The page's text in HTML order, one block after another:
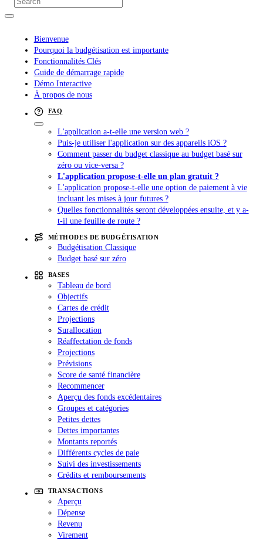
Bienvenue
Pourquoi la budgétisation est importante
Fonctionnalités Clés
Guide de démarrage rapide
Démo Interactive
À propos de nous
FAQ
L'application a-t-elle une version web ?
Puis-je utiliser l'application sur des appareils iOS ?
Comment passer du budget classique au budget basé sur
zéro ou vice-versa ?
L'application propose-t-elle un plan gratuit ?
L'application propose-t-elle une option de paiement à vie
incluant les mises à jour futures ?
Quelles fonctionnalités seront développées ensuite, et y a-
t-il une feuille de route ?
MÉTHODES DE BUDGÉTISATION
Budgétisation Classique
Budget basé sur zéro
BASES
Tableau de bord
Objectifs
Cartes de crédit
Projections
Surallocation
Réaffectation de fonds
Projections
Prévisions
Score de santé financière
Recommencer
Aperçu des fonds excédentaires
Groupes et catégories
Petites dettes
Dettes importantes
Montants reportés
Différents cycles de paie
Suivi des investissements
Crédits et remboursements
TRANSACTIONS
Aperçu
Dépense
Revenu
Virement